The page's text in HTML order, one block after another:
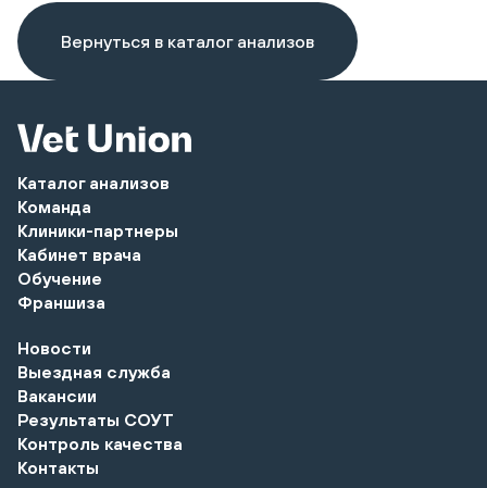
Вернуться в каталог анализов
Каталог анализов
Команда
Клиники-партнеры
Кабинет врача
Обучение
Франшиза
Новости
Выездная служба
Вакансии
Результаты СОУТ
Контроль качества
Контакты